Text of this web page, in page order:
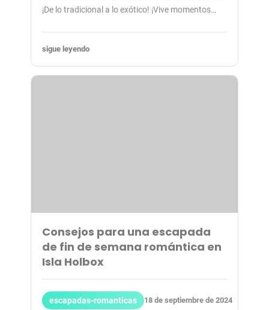
¡De lo tradicional a lo exótico! ¡Vive momentos…
sigue leyendo
Consejos para una escapada
de fin de semana romántica en
Isla Holbox
escapadas-romanticas 18 de septiembre de 2024